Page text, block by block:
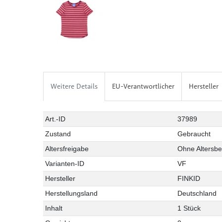
Weitere Details EU-Verantwortlicher Hersteller
Art.-ID
37989
Zustand
Gebraucht
Altersfreigabe
Ohne
Varianten-ID
VF
Hersteller
FINKID
Herstellungsland
Deutschland
Inhalt
1 Stück